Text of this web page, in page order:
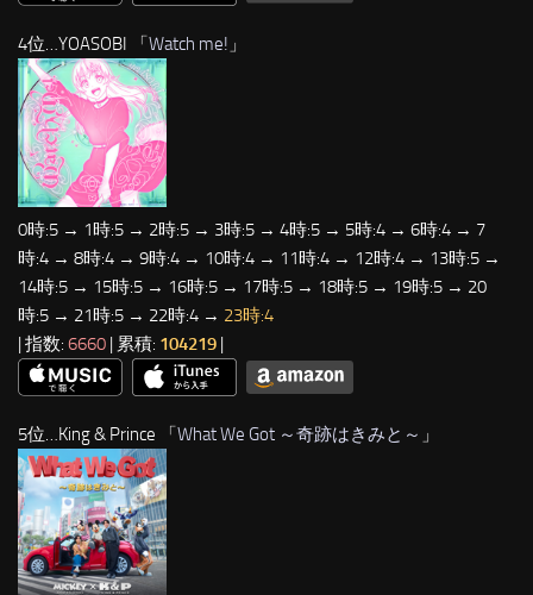
4位…YOASOBI 「Watch me! 」
0時:5 → 1時:5 → 2時:5 → 3時:5 → 4時:5 → 5時:4 → 6時:4 → 7
時:4 → 8時:4 → 9時:4 → 10時:4 → 11時:4 → 12時:4 → 13時:5 →
14時:5 → 15時:5 → 16時:5 → 17時:5 → 18時:5 → 19時:5 → 20
時:5 → 21時:5 → 22時:4 → 23時:4
| 指数: 6660 | 累積: 104219 |
5位…King & Prince 「What We Got ～奇跡はきみと～ 」